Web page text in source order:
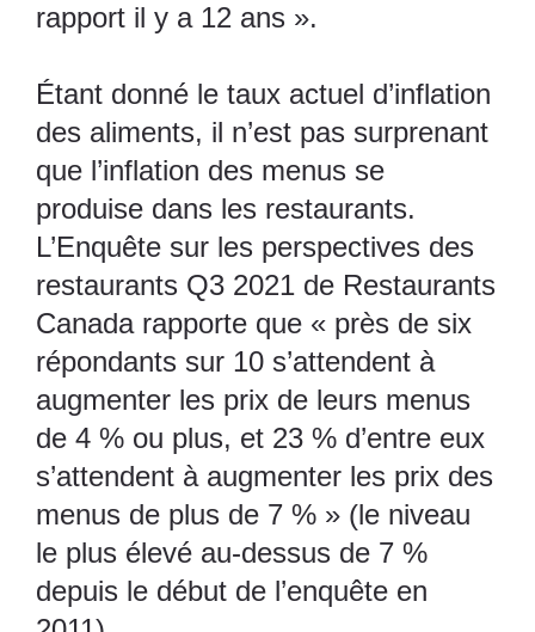
rapport il y a 12 ans ».
Étant donné le taux actuel d’inflation
des aliments, il n’est pas surprenant
que l’inflation des menus se
produise dans les restaurants.
L’Enquête sur les perspectives des
restaurants Q3 2021 de Restaurants
Canada rapporte que « près de six
répondants sur 10 s’attendent à
augmenter les prix de leurs menus
de 4 % ou plus, et 23 % d’entre eux
s’attendent à augmenter les prix des
menus de plus de 7 % » (le niveau
le plus élevé au-dessus de 7 %
depuis le début de l’enquête en